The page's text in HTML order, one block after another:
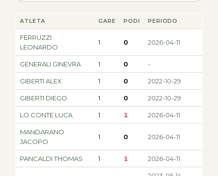
ATLETA GARE PODI PERIODO
FERRUZZI
LEONARDO
1 0 2026-04-11
GENERALI GINEVRA 1 0 -
GIBERTI ALEX 1 0 2022-10-29
GIBERTI DIEGO 1 0 2022-10-29
LO CONTE LUCA 1 1 2026-04-11
MANDARANO
JACOPO
1 0 2026-04-11
PANCALDI THOMAS 1 1 2026-04-11